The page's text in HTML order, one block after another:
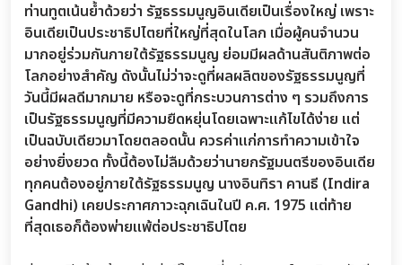
ท่านทูตเน้นย้ำด้วยว่า รัฐธรรมนูญอินเดียเป็นเรื่องใหญ่ เพราะ
อินเดียเป็นประชาธิปไตยที่ใหญ่ที่สุดในโลก เมื่อผู้คนจำนวน
มากอยู่ร่วมกันภายใต้รัฐธรรมนูญ ย่อมมีผลด้านสันติภาพต่อ
โลกอย่างสำคัญ ดังนั้นไม่ว่าจะดูที่ผลผลิตของรัฐธรรมนูญที่
วันนี้มีผลดีมากมาย หรือจะดูที่กระบวนการต่าง ๆ รวมถึงการ
เป็นรัฐธรรมนูญที่มีความยืดหยุ่นโดยเฉพาะแก้ไขได้ง่าย แต่
เป็นฉบับเดียวมาโดยตลอดนั้น ควรค่าแก่การทำความเข้าใจ
อย่างยิ่งยวด ทั้งนี้ต้องไม่ลืมด้วยว่านายกรัฐมนตรีของอินเดีย
ทุกคนต้องอยู่ภายใต้รัฐธรรมนูญ นางอินทิรา คานธี (Indira
Gandhi) เคยประกาศภาวะฉุกเฉินในปี ค.ศ. 1975 แต่ท้าย
ที่สุดเธอก็ต้องพ่ายแพ้ต่อประชาธิปไตย